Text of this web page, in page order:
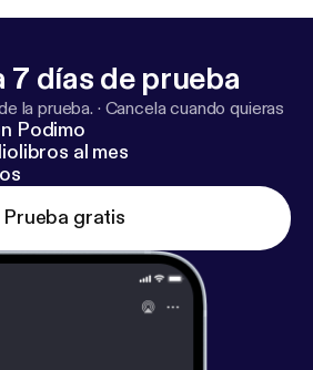
7 días de prueba
la prueba. · Cancela cuando quieras
Podimo
al mes
Prueba gratis